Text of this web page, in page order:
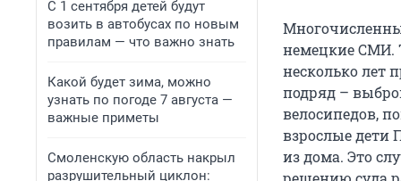
С 1 сентября детей будут
возить в автобусах по новым
правилам — что важно знать
Какой будет зима, можно
узнать по погоде 7 августа —
важные приметы
Смоленскую область накрыл
разрушительный циклон:
немецкие СМИ.
несколько лет
подряд –
велосипедов,
взрослые дети
из дома. Это